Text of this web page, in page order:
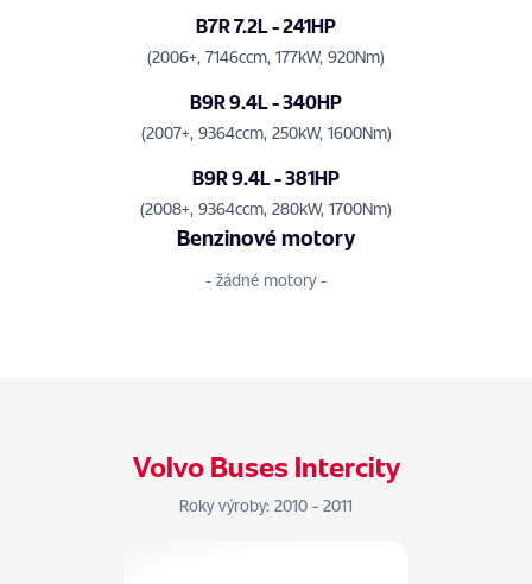
B7R 7.2L - 241HP
(2006+, 7146ccm, 177kW, 920Nm)
B9R 9.4L - 340HP
(2007+, 9364ccm, 250kW, 1600Nm)
B9R 9.4L - 381HP
(2008+, 9364ccm, 280kW, 1700Nm)
Benzinové motory
- žádné motory -
Volvo Buses Intercity
Roky výroby: 2010 - 2011